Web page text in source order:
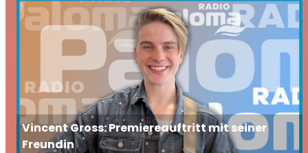
Vincent Gross: Premiereauftritt mit seiner
Freundin